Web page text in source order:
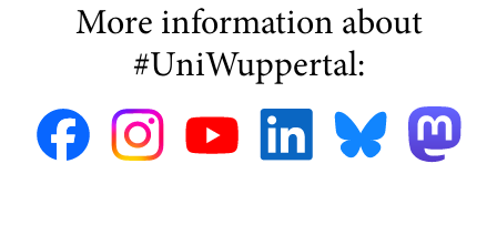
More information about
#UniWuppertal: